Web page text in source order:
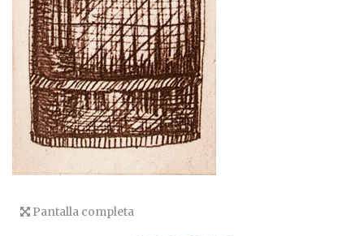
Pantalla completa